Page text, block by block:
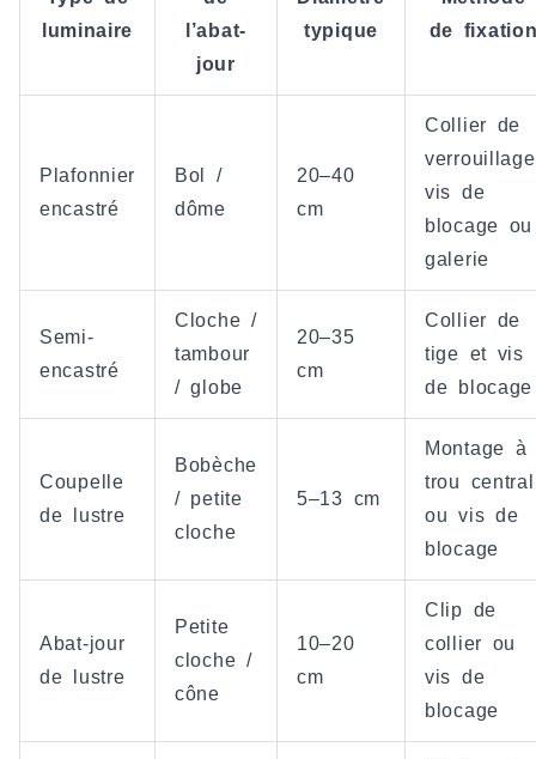
luminaire
l’abat-
jour
typique
de
Plafonnier
encastré
Bol /
dôme
20–40
cm
Collier de
vis de
blocage ou
galerie
Semi-
encastré
Cloche /
tambour
/ globe
20–35
cm
Collier de
tige et vis
de blocage
Coupelle
de lustre
Bobèche
/ petite
cloche
5–13 cm
Montage à
trou central
ou vis de
blocage
Abat-jour
de lustre
Petite
cloche /
cône
10–20
cm
Clip de
collier ou
vis de
blocage